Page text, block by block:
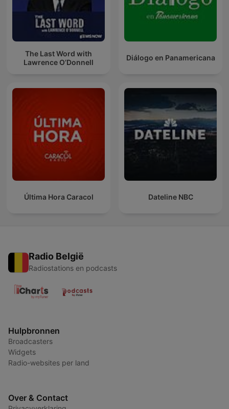
The Last Word with
Lawrence O’Donnell
Diálogo en Panamericana
Última Hora Caracol Dateline NBC
Radio België
Radiostations en podcasts
Hulpbronnen
Broadcasters
Widgets
Radio-websites per land
Over & Contact